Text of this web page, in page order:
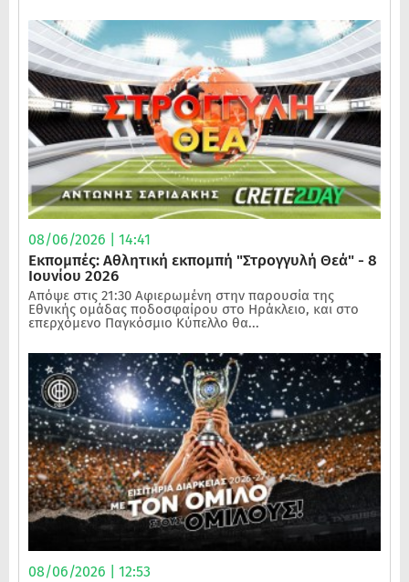
08/06/2026 | 14:41
Εκπομπές: Αθλητική εκπομπή "Στρογγυλή Θεά" - 8
Ιουνίου 2026
Απόψε στις 21:30 Αφιερωμένη στην παρουσία της
Εθνικής ομάδας ποδοσφαίρου στο Ηράκλειο, και στο
επερχόμενο Παγκόσμιο Κύπελλο θα...
08/06/2026 | 12:53